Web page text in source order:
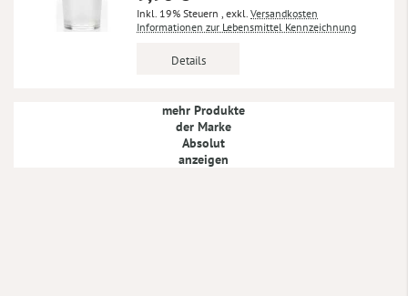
Inkl. 19% Steuern , exkl. Versandkosten
Informationen zur Lebensmittel Kennzeichnung
Details
mehr Produkte
der Marke
Absolut
anzeigen